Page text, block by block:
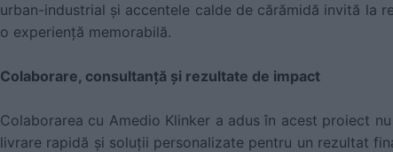
urban-industrial și accentele calde de cărămidă invită la
o experiență memorabilă.
Colaborare, consultanță și rezultate de impact
Colaborarea cu Amedio Klinker a adus în acest proiect
livrare rapidă și soluții personalizate pentru un rezultat